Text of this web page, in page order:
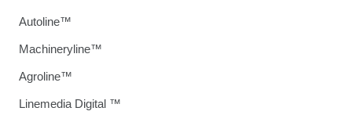
Autoline™
Machineryline™
Agroline™
Linemedia Digital ™